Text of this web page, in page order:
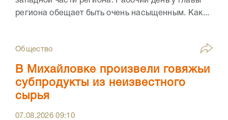
региона обещает быть очень насыщенным. Как...
Общество
В Михайловке произвели говяжьи
субпродукты из неизвестного
сырья
07.08.202609:10